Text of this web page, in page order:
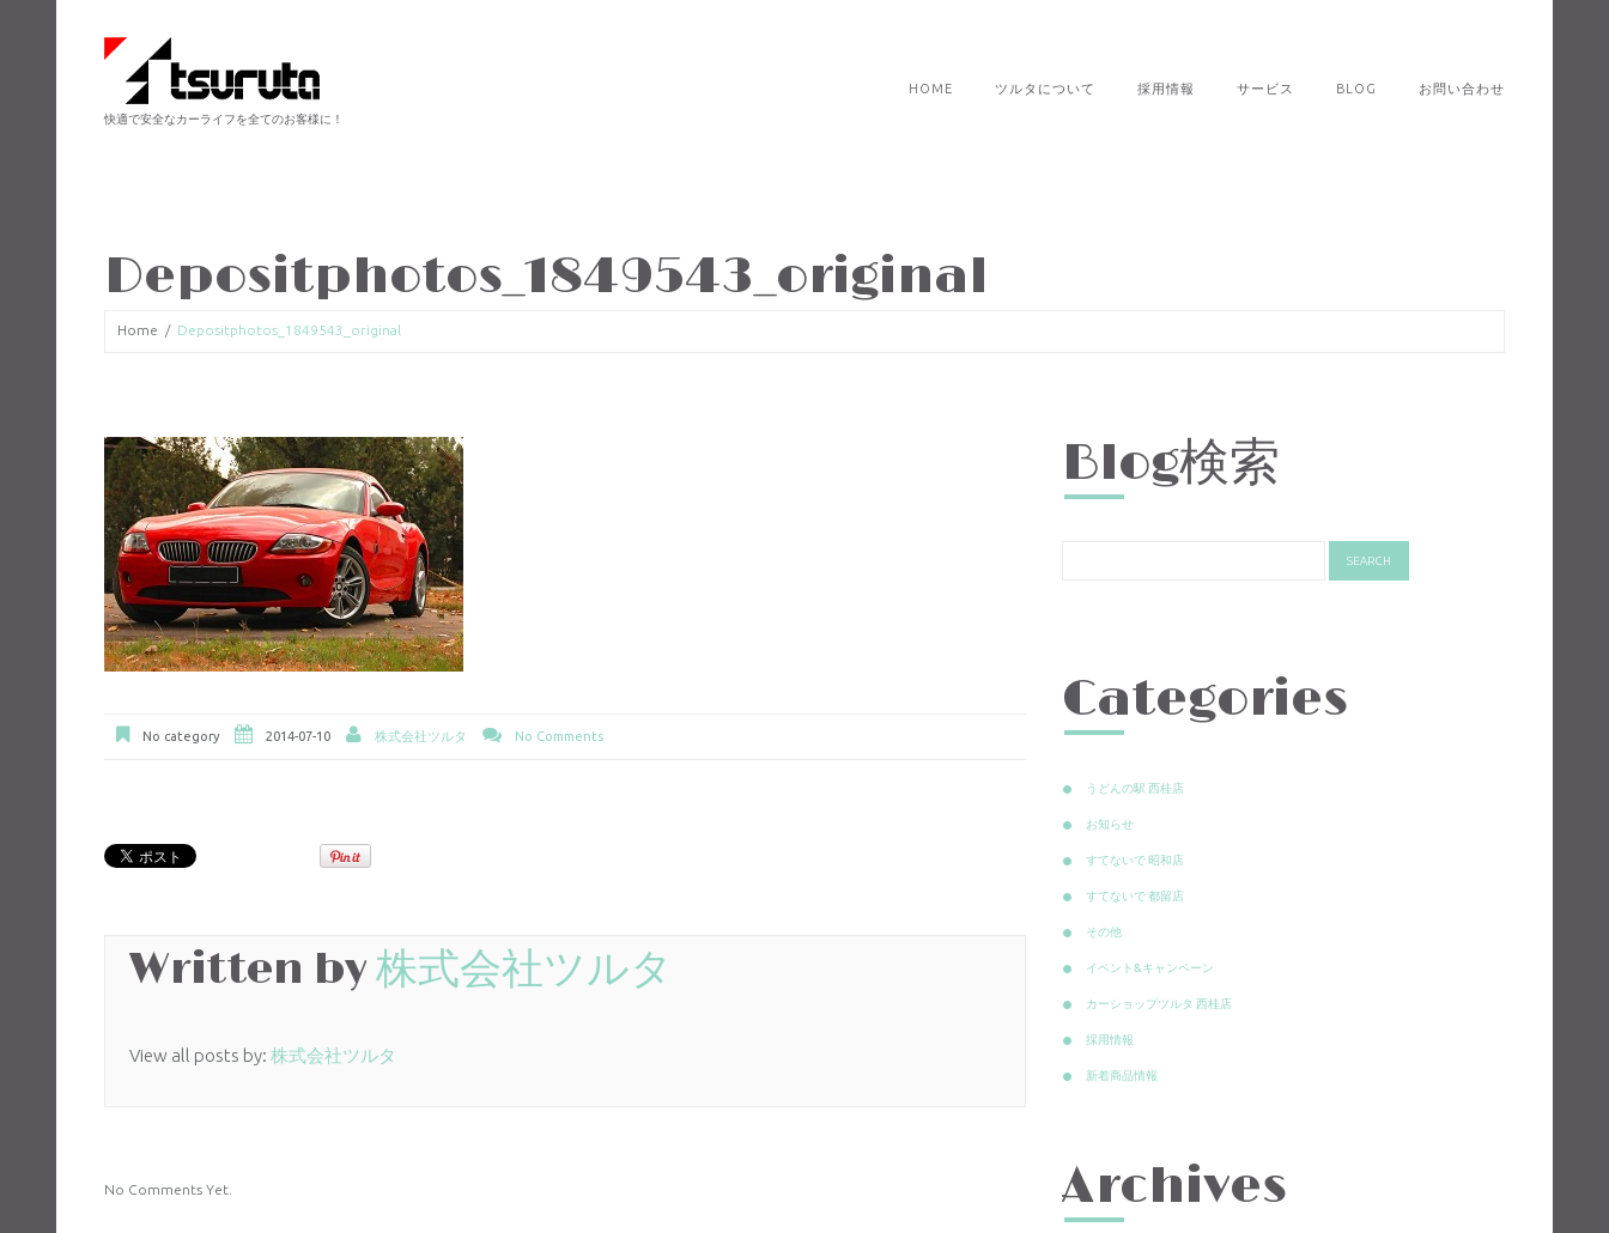
快適で安全なカーライフを全てのお客様に！
HOME ツルタについて 採用情報 サービス BLOG お問い合わせ
Depositphotos_1849543_original
Home Depositphotos_1849543_original
No category 2014-07-10 株式会社ツルタ No Comments
Written by株式会社ツルタ
View all posts by: 株式会社ツルタ
No Comments Yet.
Blog検索
Categories
うどんの駅 西桂店
お知らせ
すてないで 昭和店
すてないで 都留店
その他
イベント&キャンペーン
カーショップツルタ 西桂店
採用情報
新着商品情報
Archives